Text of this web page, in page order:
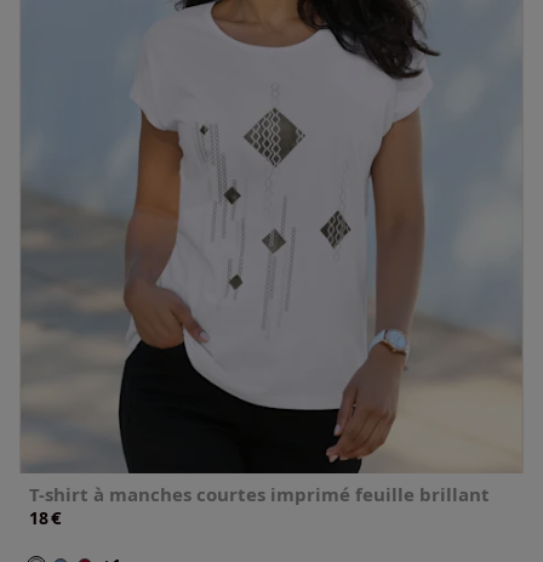
T-shirt à manches courtes imprimé feuille brillant
18€